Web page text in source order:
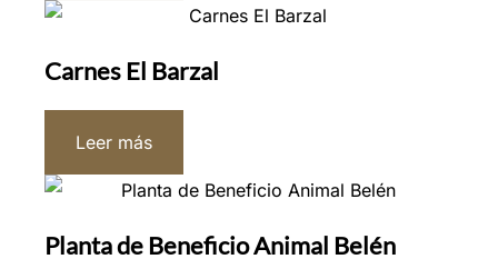
Carnes El Barzal
Leer más
Planta de Beneficio Animal Belén